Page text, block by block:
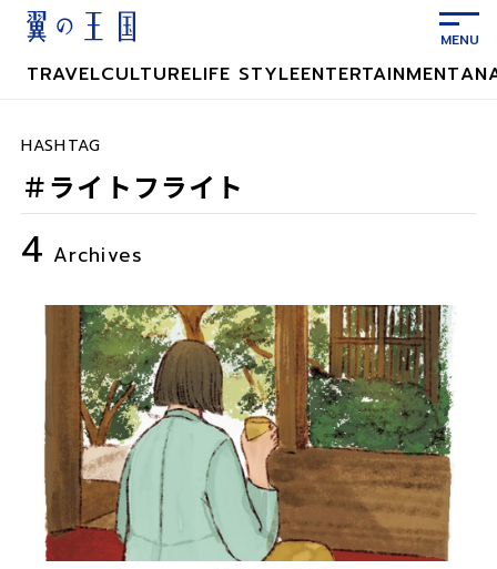
TRAVELCULTURELIFE STYLEENTERTAINMENT
＃ライトフライト
HASHTAG
4 Archives